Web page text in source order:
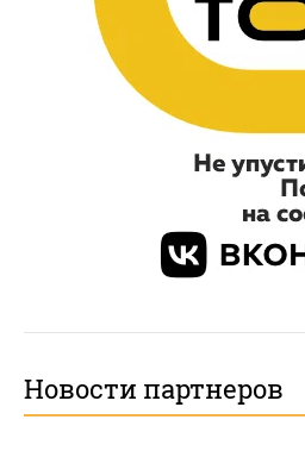
Новости партнеров